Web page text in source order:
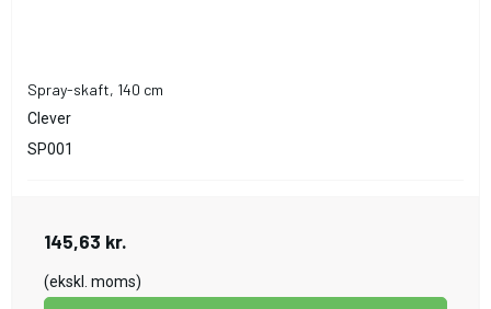
Spray-skaft, 140 cm
Clever
SP001
145,63 kr.
(ekskl. moms)